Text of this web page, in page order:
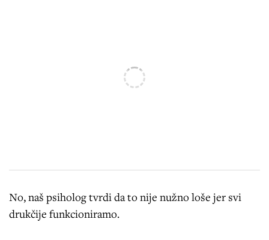
No, naš psiholog tvrdi da to nije nužno loše jer svi
drukčije funkcioniramo.